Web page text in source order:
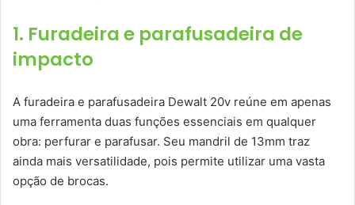
1. Furadeira e parafusadeira de
impacto
A furadeira e parafusadeira Dewalt 20v reúne em apenas
uma ferramenta duas funções essenciais em qualquer
obra: perfurar e parafusar. Seu mandril de 13mm traz
ainda mais versatilidade, pois permite utilizar uma vasta
opção de brocas.